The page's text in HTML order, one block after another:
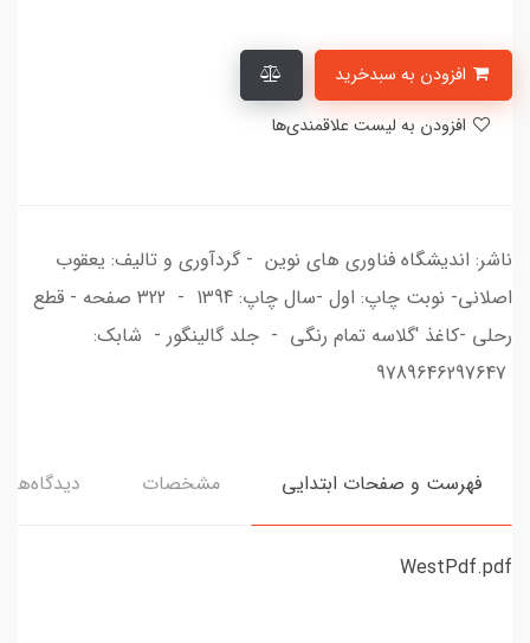
ناشر: اندیشگاه فناوری های نوین - گردآوری و تالیف: یعقوب
اصلانی- نوبت چاپ: اول -سال چاپ: 1394 - 322 صفحه - قطع
رحلی -کاغذ 'گلاسه تمام رنگی - جلد گالینگور - شابک:
فهرست و صفحات ابتدایی مشخصات دیدگاه‌ها
WestPdf.pdf